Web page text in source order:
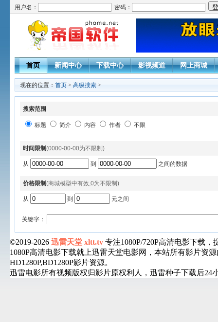
用户名： 密码：
首页 新闻中心 下载中心 影视频道 网上商城
现在的位置： 首页 > 高级搜索 >
搜索范围
标题 简介 内容 作者 不限
时间限制(0000-00-00为不限制)
从 到 之间的数据
价格限制(商城模型中有效,0为不限制)
从 到 元之间
关键字：
©2019-2026 迅雷天堂 xltt.tv 专注1080P/720P高清电影下载
1080P高清电影下载就上迅雷天堂电影网，本站所有影片资
HD1280P,BD1280P影片资源。
迅雷电影所有视频版权归影片原权利人，迅雷种子下载后